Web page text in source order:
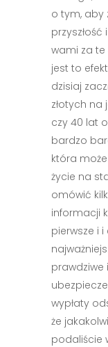
o tym, aby
wami za te
jest to
dzisiaj
złotych na
czy 40 lat
bardzo
która
życie na
omówić
informacji
pierwsze i
prawdziwe
wypłaty
że
podaliście